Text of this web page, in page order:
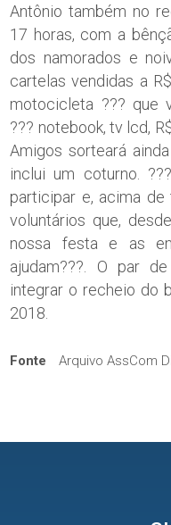
Antônio também no
17 horas, com a
dos namorados e
cartelas vendidas a
motocicleta ??? que
??? notebook, tv lcd,
Amigos sorteará
inclui um coturno.
participar e, acima
voluntários que,
nossa festa e as
ajudam???. O par
integrar o recheio do
2018.
Fonte Arquivo AssCom